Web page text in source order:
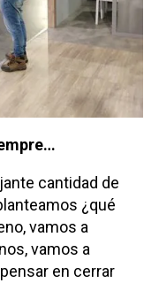
cantidad de
¿qué
vamos a
vamos a
en cerrar